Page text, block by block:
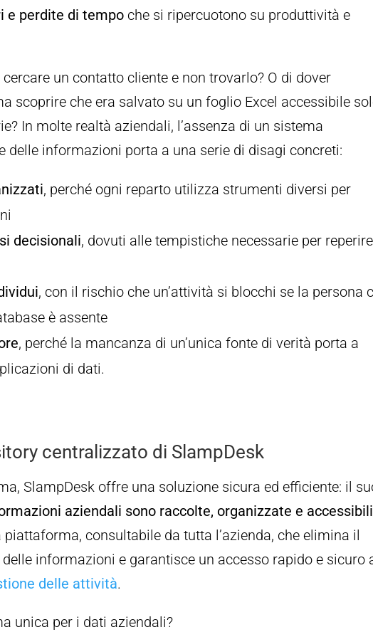
e perdite di tempo che si ripercuotono su produttività e
un contatto cliente e non trovarlo? O di dover
scoprire che era salvato su un foglio Excel accessibile
In molte realtà aziendali, l’assenza di un sistema
delle informazioni porta a una serie di disagi concreti:
, perché ogni reparto utilizza strumenti diversi per
decisionali, dovuti alle tempistiche necessarie per
, con il rischio che un’attività si blocchi se la persona
è assente
, perché la mancanza di un’unica fonte di verità porta a
di dati.
centralizzato di SlampDesk
SlampDesk offre una soluzione sicura ed efficiente: il
aziendali sono raccolte, organizzate e
piattaforma, consultabile da tutta l’azienda, che elimina il
informazioni e garantisce un accesso rapido e sicuro
delle attività.
unica per i dati aziendali?